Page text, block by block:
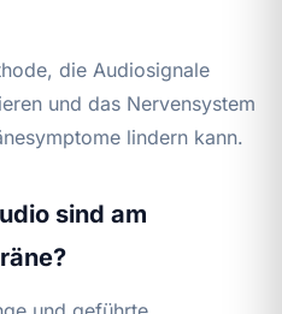
die Audiosignale
und das Nervensystem
lindern kann.
sind am